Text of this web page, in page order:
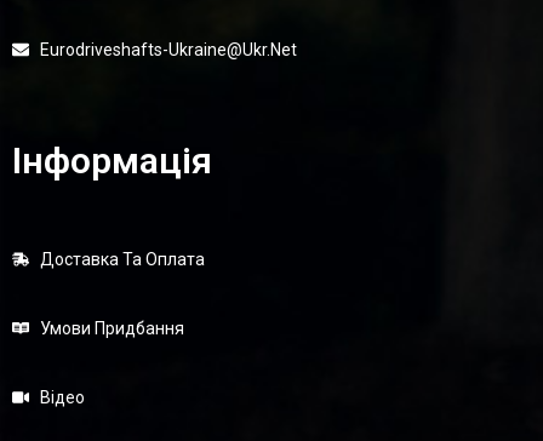
Eurodriveshafts-Ukraine@ukr.net
Інформація
Доставка Та Оплата
Умови Придбання
Відео